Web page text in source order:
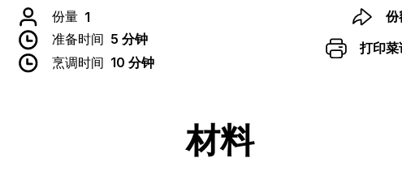
份量 1
准备时间 5 分钟
烹调时间 10 分钟
份
打印菜
材料